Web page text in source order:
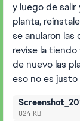
y luego de
planta,
se anularon las
revise la
de nuevo las
eso no es justo
824 KB